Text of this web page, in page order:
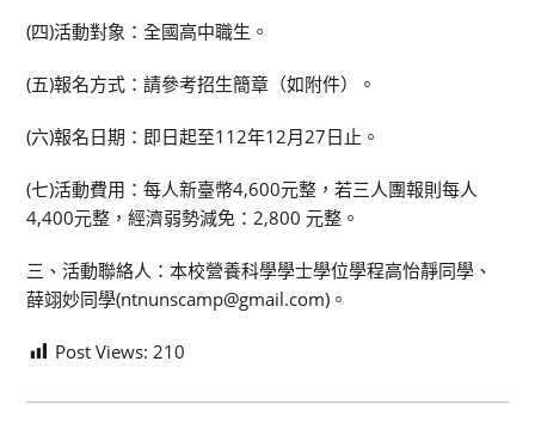
(四)活動對象：全國高中職生。
(五)報名方式：請參考招生簡章（如附件）。
(六)報名日期：即日起至112年12月27日止。
(七)活動費用：每人新臺幣4,600元整，若三人團報則每人
4,400元整，經濟弱勢減免：2,800 元整。
三、活動聯絡人：本校營養科學學士學位學程高怡靜同學、
薛翊妙同學(ntnunscamp@gmail.com)。
Post Views: 210